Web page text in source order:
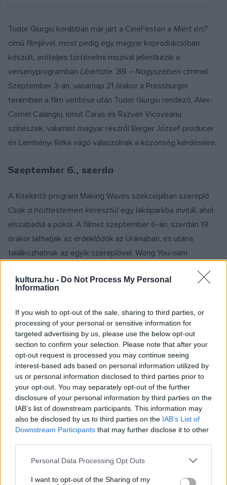
kultura.hu - Do Not Process My Personal
Information
If you wish to opt-out of the sale, sharing to third parties, or
processing of your personal or sensitive information for
targeted advertising by us, please use the below opt-out
section to confirm your selection. Please note that after your
opt-out request is processed you may continue seeing
interest-based ads based on personal information utilized by
us or personal information disclosed to third parties prior to
your opt-out. You may separately opt-out of the further
disclosure of your personal information by third parties on the
IAB’s list of downstream participants. This information may
also be disclosed by us to third parties on the IAB’s List of
Downstream Participants that may further disclose it to other
Please note that this website/app uses one or more Google
not limited to your visit or usage behaviour. You may click to
Personal Data Processing Opt Outs
I want to opt-out of the Sharing of my
Tudor Giurgiu korábban már járt a CineFesten a Miért én?
című filmjével, most pedig egy magyar koprodukcióban
készült, erőteljes történelmi mozival jelentkezik a
versenyprogramban Libertate ’89 – Nagyszeben címmel.
Szeptember 3-án, vasárnap 21 órakor a Pressburger
teremben a film vetítése után Tudor Giurgiu rendező, Alex-
Cornel Calangiu, Ionut Caras és Razvan Vicoveanu
színészek, valamint magyar részről Berger József producer
és Lemhényi Réka vágó válaszolnak a közönség kérdéseire.
Szeptember 6., szerda
A Kitekintő program Making Waves szekciójában szereplő
Csak a holttestemen keresztül egy lakóparkba invitál, ahol
elszabadul a pokol. A filmet szeptember 6-án, szerdán 19
órakor láthatják az érdeklődők az Urániában, és utána
találkozhatnak az egyik szereplővel, Wong You-nam
rendszeresen szerepel mozifilmekben. Láthattuk például a
harcművészeti akciófilm, azIp Man: A becsület útján első
részében Donnie Yen oldalán, valamint Az alagúton túl
látványos sci-fi vígjátékban, amely a Berlini Nemzetközi
Filmfesztivál nagy presztízsű Panorama programjában
mutatkozott be az európai közönség előtt.
Szeptember 7., csütörtök
AKi nem hunyó fényekben (Kitekintő / Making Waves) az
özvegy Mei Heung számtalan álmatlan éjszakán van túl férje,
egy kulcsot, amely elvezeti őt férje titkos műhelyéhez és
fiatal tanítványához, Leóhoz. Leótól megtudja, hogy Billnek